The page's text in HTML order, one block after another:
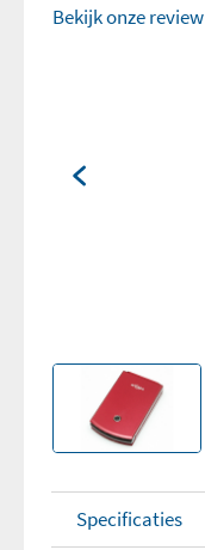
Bekijk onze review
Specificaties